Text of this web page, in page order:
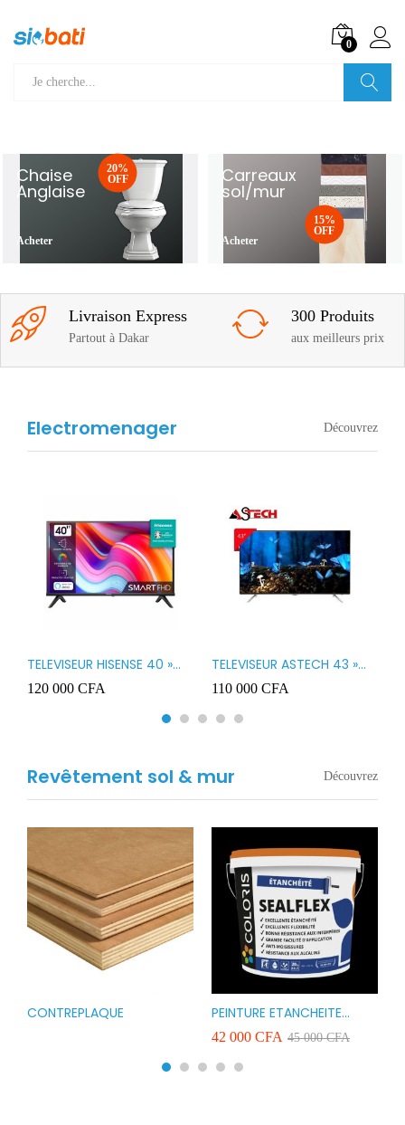
0
Chaise
Anglaise
Acheter
20%
OFF
Carreaux
sol/mur
Acheter
15%
OFF
Livraison Express
Partout à Dakar
300 Produits
aux meilleurs prix
Electromenager Découvrez
TELEVISEUR HISENSE 40 »
LED SMART VIDAA 40A4K
120 000 CFA
TELEVISEUR ASTECH 43 »
LED 43OD15
110 000 CFA
Revêtement sol & mur Découvrez
CONTREPLAQUE
PEINTURE ETANCHEITE
COLORIS SEAFLEX 20KG
COULEUR ROUGE BLANC
VERT ET GRIS
42 000 CFA 45 000CFA